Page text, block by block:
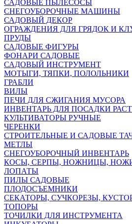
САДОВЫЕ ПЫЛЕСОСЫ
СНЕГОУБОРОЧНЫЕ МАШИНЫ
САДОВЫЙ ДЕКОР
ОГРАЖДЕНИЯ ДЛЯ ГРЯДОК И
ПРУДЫ
САДОВЫЕ ФИГУРЫ
ФОНАРИ САДОВЫЕ
САДОВЫЙ ИНСТРУМЕНТ
МОТЫГИ, ТЯПКИ, ПОЛОЛЬНИКИ
ГРАБЛИ
ВИЛЫ
ПЕЧИ ДЛЯ СЖИГАНИЯ МУСОРА
ИНВЕНТАРЬ ДЛЯ ПОСАДКИ
КУЛЬТИВАТОРЫ РУЧНЫЕ
ЧЕРЕНКИ
СТРОИТЕЛЬНЫЕ И САДОВЫЕ
МЕТЛЫ
СНЕГОУБОРОЧНЫЙ ИНВЕНТАРЬ
КОСЫ, СЕРПЫ, НОЖНИЦЫ,
ЛОПАТЫ
ПИЛЫ САДОВЫЕ
ПЛОДОСЪЕМНИКИ
СЕКАТОРЫ, СУЧКОРЕЗЫ,
ТОПОРЫ
ТОЧИЛКИ ДЛЯ ИНСТРУМЕНТА